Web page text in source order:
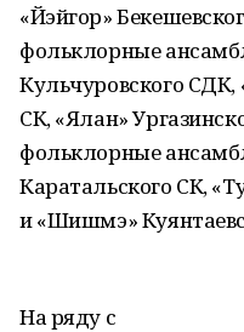
«Йэйгор»
фольклорные
Кульчуровского СДК,
СК, «Ялан»
фольклорные
Каратальского СК,
и «Шишмэ»
На ряду с